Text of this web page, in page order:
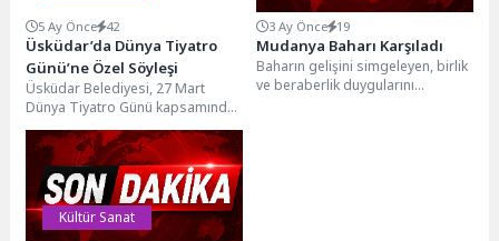
5 Ay Önce 42
Üsküdar’da Dünya Tiyatro
Günü’ne Özel Söyleşi
Üsküdar Belediyesi, 27 Mart
Dünya Tiyatro Günü kapsamında
tiyatro dünyasının önemli
isimlerini bir araya getiren...
3 Ay Önce 19
Mudanya Baharı Karşıladı
Baharın gelişini simgeleyen, birlik
ve beraberlik duygularını
Kültür Sanat